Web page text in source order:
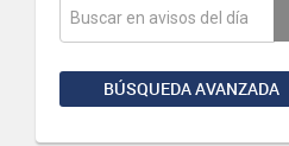
BÚSQUEDA AVANZADA